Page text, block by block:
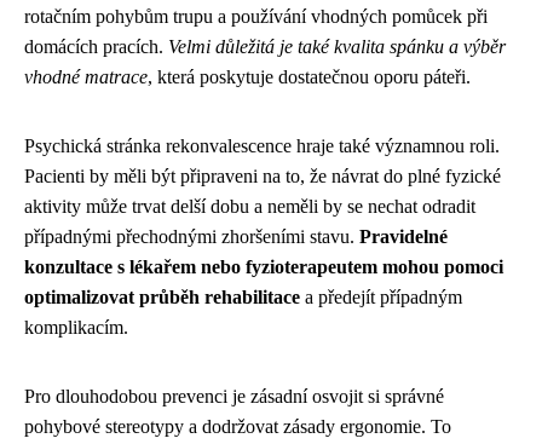
rotačním pohybům trupu a používání vhodných pomůcek při
domácích pracích. Velmi důležitá je také kvalita spánku a výběr
vhodné matrace, která poskytuje dostatečnou oporu páteři.
Psychická stránka rekonvalescence hraje také významnou roli.
Pacienti by měli být připraveni na to, že návrat do plné fyzické
aktivity může trvat delší dobu a neměli by se nechat odradit
případnými přechodnými zhoršeními stavu. Pravidelné
konzultace s lékařem nebo fyzioterapeutem mohou pomoci
optimalizovat průběh rehabilitace a předejít případným
komplikacím.
Pro dlouhodobou prevenci je zásadní osvojit si správné
pohybové stereotypy a dodržovat zásady ergonomie. To